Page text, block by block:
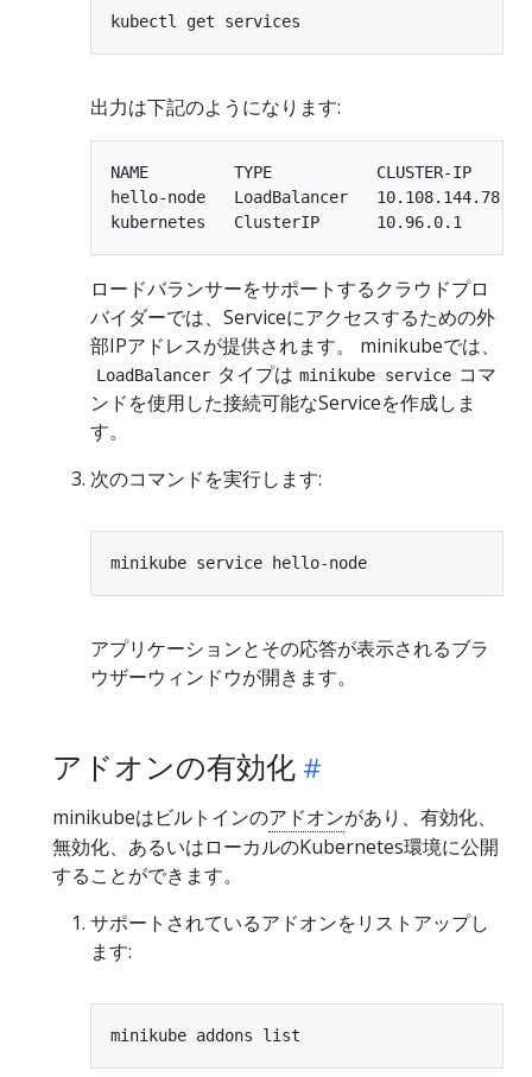
出力は下記のようになります:
NAME         TYPE           CLUSTER-IP
hello-node   LoadBalancer   10.108.144.78
ロードバランサーをサポートするクラウドプロ
バイダーでは、Serviceにアクセスするための外
部IPアドレスが提供されます。 minikubeでは、
LoadBalancer タイプは minikube service コマ
ンドを使用した接続可能なServiceを作成しま
す。
次のコマンドを実行します:
アプリケーションとその応答が表示されるブラ
ウザーウィンドウが開きます。
アドオンの有効化
minikubeはビルトインのアドオンがあり、有効化、
無効化、あるいはローカルのKubernetes環境に公開
することができます。
サポートされているアドオンをリストアップし
ます: